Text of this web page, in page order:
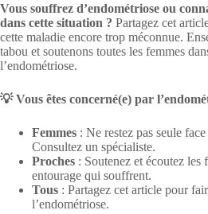
Vous souffrez d’endométriose ou
dans cette situation ? Partagez cet
cette maladie encore trop méconnue.
tabou et soutenons toutes les femmes
l’endométriose.
💡 Vous êtes concerné(e) par
Femmes : Ne restez pas seule
Consultez un spécialiste.
Proches : Soutenez et écoutez les
entourage qui souffrent.
Tous : Partagez cet article pour
l’endométriose.